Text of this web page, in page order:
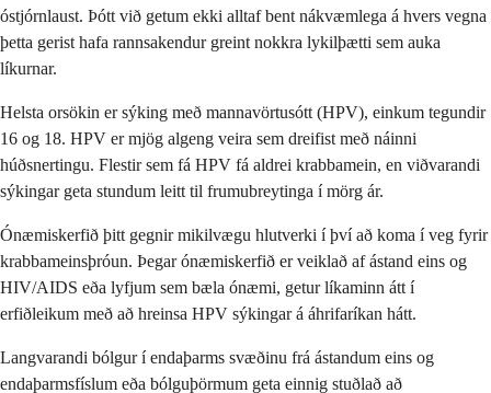
óstjórnlaust. Þótt við getum ekki alltaf bent nákvæmlega á hvers vegna
þetta gerist hafa rannsakendur greint nokkra lykilþætti sem auka
líkurnar.
Helsta orsökin er sýking með mannavörtusótt (HPV), einkum tegundir
16 og 18. HPV er mjög algeng veira sem dreifist með náinni
húðsnertingu. Flestir sem fá HPV fá aldrei krabbamein, en viðvarandi
sýkingar geta stundum leitt til frumubreytinga í mörg ár.
Ónæmiskerfið þitt gegnir mikilvægu hlutverki í því að koma í veg fyrir
krabbameinsþróun. Þegar ónæmiskerfið er veiklað af ástand eins og
HIV/AIDS eða lyfjum sem bæla ónæmi, getur líkaminn átt í
erfiðleikum með að hreinsa HPV sýkingar á áhrifaríkan hátt.
Langvarandi bólgur í endaþarms svæðinu frá ástandum eins og
endaþarmsfíslum eða bólguþörmum geta einnig stuðlað að